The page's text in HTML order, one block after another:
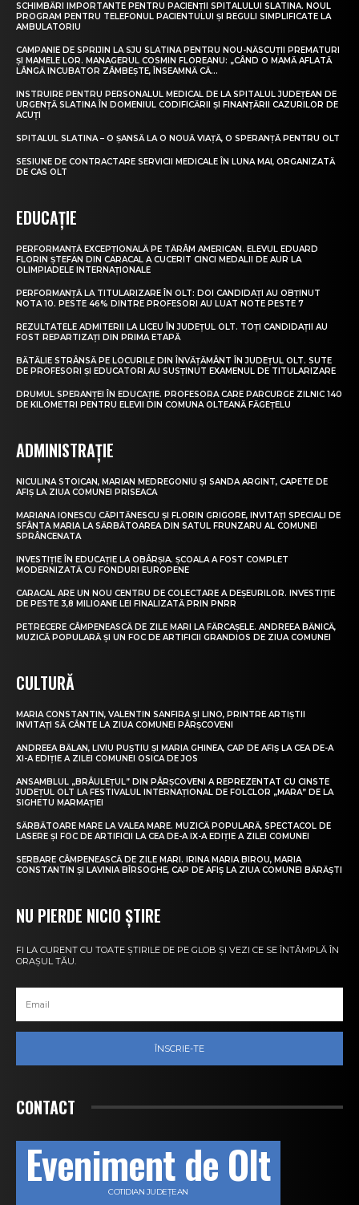
SCHIMBĂRI IMPORTANTE PENTRU PACIENȚII SPITALULUI SLATINA. NOUL
PROGRAM PENTRU TELEFONUL PACIENTULUI ȘI REGULI SIMPLIFICATE LA
AMBULATORIU
CAMPANIE DE SPRIJIN LA SJU SLATINA PENTRU NOU-NĂSCUȚII PREMATURI
ȘI MAMELE LOR. MANAGERUL COSMIN FLOREANU: „CÂND O MAMĂ AFLATĂ
LÂNGĂ INCUBATOR ZÂMBEȘTE, ÎNSEAMNĂ CĂ...
INSTRUIRE PENTRU PERSONALUL MEDICAL DE LA SPITALUL JUDEȚEAN DE
URGENȚĂ SLATINA ÎN DOMENIUL CODIFICĂRII ȘI FINANȚĂRII CAZURILOR DE
ACUȚI
SPITALUL SLATINA – O ȘANSĂ LA O NOUĂ VIAȚĂ, O SPERANȚĂ PENTRU OLT
SESIUNE DE CONTRACTARE SERVICII MEDICALE ÎN LUNA MAI, ORGANIZATĂ
DE CAS OLT
EDUCAȚIE
PERFORMANȚĂ EXCEPȚIONALĂ PE TĂRÂM AMERICAN. ELEVUL EDUARD
FLORIN ȘTEFAN DIN CARACAL A CUCERIT CINCI MEDALII DE AUR LA
OLIMPIADELE INTERNAȚIONALE
PERFORMANȚĂ LA TITULARIZARE ÎN OLT: DOI CANDIDAȚI AU OBȚINUT
NOTA 10. PESTE 46% DINTRE PROFESORI AU LUAT NOTE PESTE 7
REZULTATELE ADMITERII LA LICEU ÎN JUDEȚUL OLT. TOȚI CANDIDAȚII AU
FOST REPARTIZAȚI DIN PRIMA ETAPĂ
BĂTĂLIE STRÂNSĂ PE LOCURILE DIN ÎNVĂȚĂMÂNT ÎN JUDEȚUL OLT. SUTE
DE PROFESORI ȘI EDUCATORI AU SUSȚINUT EXAMENUL DE TITULARIZARE
DRUMUL SPERANȚEI ÎN EDUCAȚIE. PROFESORA CARE PARCURGE ZILNIC 140
DE KILOMETRI PENTRU ELEVII DIN COMUNA OLTEANĂ FĂGEȚELU
ADMINISTRAȚIE
NICULINA STOICAN, MARIAN MEDREGONIU ȘI SANDA ARGINT, CAPETE DE
AFIȘ LA ZIUA COMUNEI PRISEACA
MARIANA IONESCU CĂPITĂNESCU ȘI FLORIN GRIGORE, INVITAȚI SPECIALI DE
SFÂNTA MARIA LA SĂRBĂTOAREA DIN SATUL FRUNZARU AL COMUNEI
SPRÂNCENATA
INVESTIȚIE ÎN EDUCAȚIE LA OBÂRȘIA. ȘCOALA A FOST COMPLET
MODERNIZATĂ CU FONDURI EUROPENE
CARACAL ARE UN NOU CENTRU DE COLECTARE A DEȘEURILOR. INVESTIȚIE
DE PESTE 3,8 MILIOANE LEI FINALIZATĂ PRIN PNRR
PETRECERE CÂMPENEASCĂ DE ZILE MARI LA FĂRCAȘELE. ANDREEA BĂNICĂ,
MUZICĂ POPULARĂ ȘI UN FOC DE ARTIFICII GRANDIOS DE ZIUA COMUNEI
CULTURĂ
MARIA CONSTANTIN, VALENTIN SANFIRA ȘI LINO, PRINTRE ARTIȘTII
INVITAȚI SĂ CÂNTE LA ZIUA COMUNEI PÂRȘCOVENI
ANDREEA BĂLAN, LIVIU PUȘTIU ȘI MARIA GHINEA, CAP DE AFIȘ LA CEA DE-A
XI-A EDIȚIE A ZILEI COMUNEI OSICA DE JOS
ANSAMBLUL „BRÂULEȚUL” DIN PÂRȘCOVENI A REPREZENTAT CU CINSTE
JUDEȚUL OLT LA FESTIVALUL INTERNAȚIONAL DE FOLCLOR „MARA” DE LA
SIGHETU MARMAȚIEI
SĂRBĂTOARE MARE LA VALEA MARE. MUZICĂ POPULARĂ, SPECTACOL DE
LASERE ȘI FOC DE ARTIFICII LA CEA DE-A IX-A EDIȚIE A ZILEI COMUNEI
SERBARE CÂMPENEASCĂ DE ZILE MARI. IRINA MARIA BIROU, MARIA
CONSTANTIN ȘI LAVINIA BÎRSOGHE, CAP DE AFIȘ LA ZIUA COMUNEI BĂRĂȘTI
NU PIERDE NICIO ȘTIRE
FI LA CURENT CU TOATE ȘTIRILE DE PE GLOB ȘI VEZI CE SE ÎNTÂMPLĂ ÎN
ORAȘUL TĂU.
ÎNSCRIE-TE
CONTACT
Eveniment de Olt
COTIDIAN JUDEȚEAN